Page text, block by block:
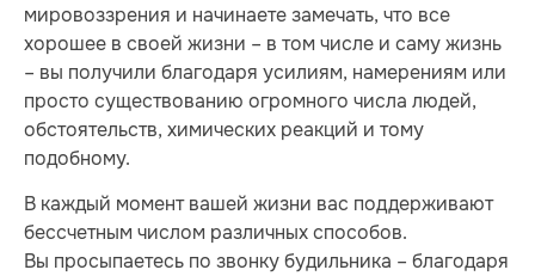
мировоззрения и начинаете замечать, что все
хорошее в своей жизни – в том числе и саму жизнь
– вы получили благодаря усилиям, намерениям или
просто существованию огромного числа людей,
обстоятельств, химических реакций и тому
подобному.
В каждый момент вашей жизни вас поддерживают
бессчетным числом различных способов.
Вы просыпаетесь по звонку будильника – благодаря